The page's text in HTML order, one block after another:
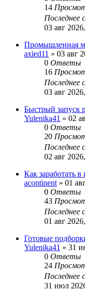
14
Последнее
03 авг
Промышленная
axied11 » 03 авг
0 Ответы
16
Последнее
03 авг
Быстрый запуск
Yulenika41 » 02
0 Ответы
20
Последнее
02 авг
Как заработать
acontinent » 01
0 Ответы
43
Последнее
01 авг
Готовые
Yulenika41 » 31
0 Ответы
24
Последнее
31 июл